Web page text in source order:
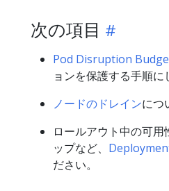
次の項目
Pod Disruption
ョンを保護する手順に
ノードのドレインにつ
ロールアウト中の可
ップなど、
ださい。